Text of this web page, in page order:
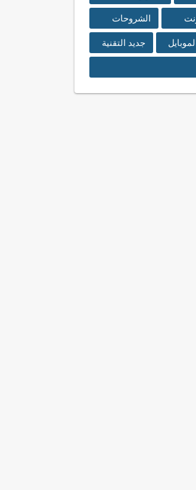
الشروحات
جديد التقنية